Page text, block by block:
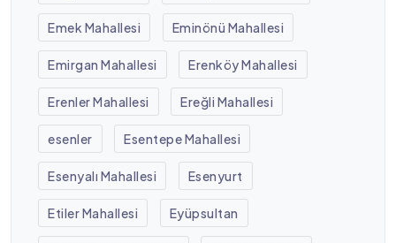
Emek Mahallesi Eminönü Mahallesi
Emirgan Mahallesi Erenköy Mahallesi
Erenler Mahallesi Ereğli Mahallesi
esenler Esentepe Mahallesi
Esenyalı Mahallesi Esenyurt
Etiler Mahallesi Eyüpsultan